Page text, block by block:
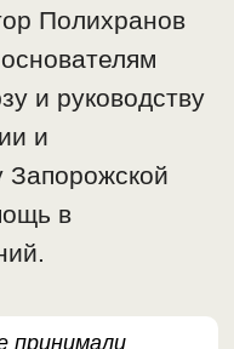
Полихранов
и руководству
и
Запорожской
в
принимали